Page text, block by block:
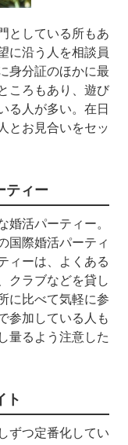
としている所もあ
に沿う人を相談員
身分証のほかに最
ころもあり、遊び
る人が多い。在日
とお見合いをセッ
ティー
活パーティー。
国際婚活パーティ
ィーは、よくある
クラブなどを貸し
に比べて気軽に参
参加している人も
量るよう注意した
ト
ずつ定番化してい